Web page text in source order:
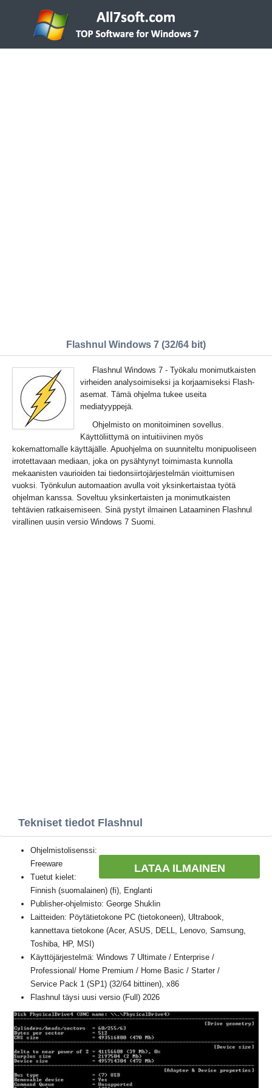
Flashnul Windows 7 (32/64 bit)
Flashnul Windows 7 - Työkalu monimutkaisten
virheiden analysoimiseksi ja korjaamiseksi Flash-
asemat. Tämä ohjelma tukee useita
mediatyyppejä.
Ohjelmisto on monitoiminen sovellus.
Käyttöliittymä on intuitiivinen myös
kokemattomalle käyttäjälle. Apuohjelma on suunniteltu monipuoliseen
irrotettavaan mediaan, joka on pysähtynyt toimimasta kunnolla
mekaanisten vaurioiden tai tiedonsiirtojärjestelmän vioittumisen
vuoksi. Työnkulun automaation avulla voit yksinkertaistaa työtä
ohjelman kanssa. Soveltuu yksinkertaisten ja monimutkaisten
tehtävien ratkaisemiseen. Sinä pystyt ilmainen Lataaminen Flashnul
virallinen uusin versio Windows 7 Suomi.
Tekniset tiedot Flashnul
LATAA ILMAINEN
Ohjelmistolisenssi:
Freeware
Tuetut kielet:
Finnish (suomalainen) (fi), Englanti
Publisher-ohjelmisto: George Shuklin
Laitteiden: Pöytätietokone PC (tietokoneen), Ultrabook,
kannettava tietokone (Acer, ASUS, DELL, Lenovo, Samsung,
Toshiba, HP, MSI)
Käyttöjärjestelmä: Windows 7 Ultimate / Enterprise /
Professional/ Home Premium / Home Basic / Starter /
Service Pack 1 (SP1) (32/64 bittinen), x86
Flashnul täysi uusi versio (Full) 2026